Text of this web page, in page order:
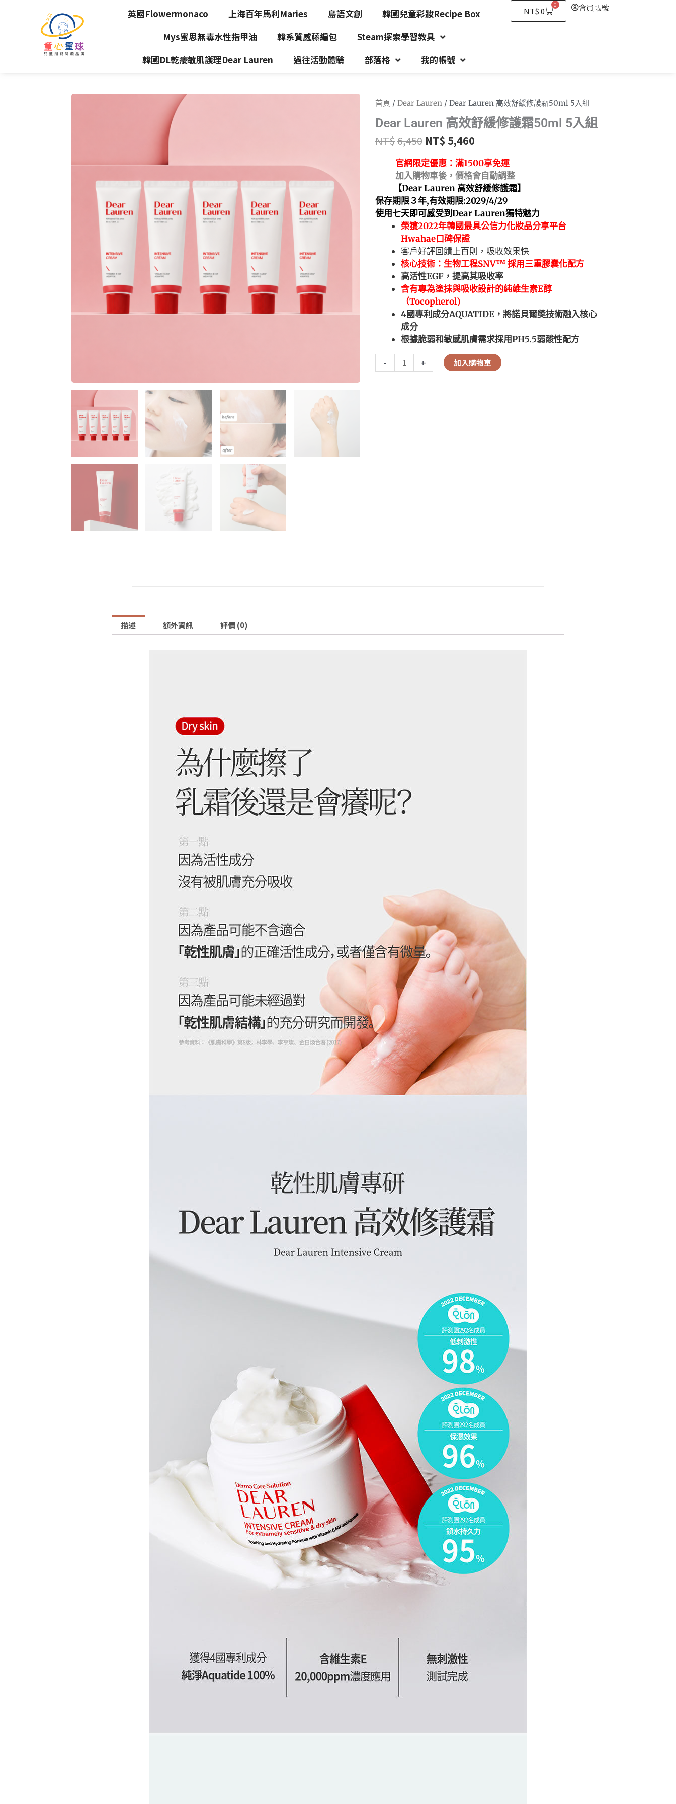
英國Flowermonaco 上海百年馬利Maries 島語文創
韓國兒童彩妝Recipe Box
Mys蜜思無毒水性指甲油
韓系質感藤編包
Steam探索學習教具
韓國DL乾癢敏肌護理Dear Lauren
過往活動體驗 部落格 我的帳號
NT$ 0
0
購
物
會員帳號
首頁 / Dear Lauren / Dear Lauren 高效舒緩修護霜50ml 5入組
Dear Lauren 高效舒緩修護霜50ml 5入組
NT$6,450 NT$ 5,460
官網限定優惠： 滿1500享免運
加入購物車後，價格會自動調整
【Dear Lauren 高效舒緩修護霜】
保存期限３年,有效期限:2029/4/29
使用七天即可感受到Dear Lauren獨特魅力
榮獲2022年韓國最具公信力化妝品分享平台
Hwahae口碑保證
客戶好評回饋上百則，吸收效果快
核心技術：生物工程SNV™ 採用三重膠囊化配方
高活性EGF，提高其吸收率
含有專為塗抹與吸收設計的純維生素E醇
（Tocopherol)
4國專利成分AQUATIDE，將諾貝爾奬技術融入核心
成分
根據脆弱和敏感肌膚需求採用PH5.5弱酸性配方
- + 加入購物車
描述 額外資訊 評價 (0)